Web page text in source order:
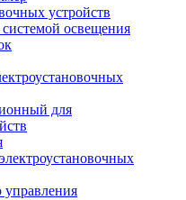
устройств
освещения
для
управления